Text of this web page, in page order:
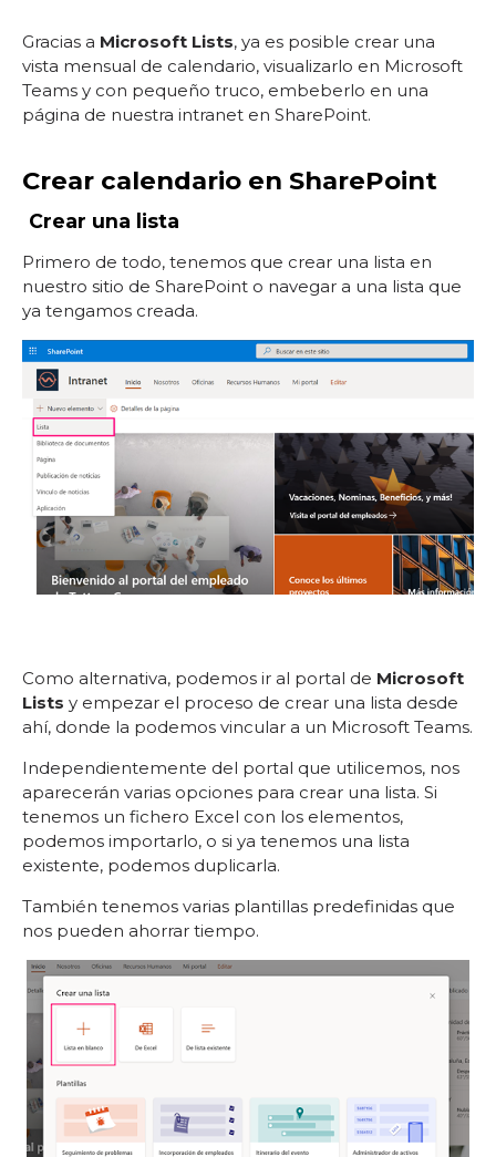
Gracias a Microsoft Lists, ya es posible crear una
vista mensual de calendario, visualizarlo en Microsoft
Teams y con pequeño truco, embeberlo en una
página de nuestra intranet en SharePoint.
Crear calendario en SharePoint
Crear una lista
Primero de todo, tenemos que crear una lista en
nuestro sitio de SharePoint o navegar a una lista que
ya tengamos creada.
Como alternativa, podemos ir al portal de Microsoft
Lists y empezar el proceso de crear una lista desde
ahí, donde la podemos vincular a un Microsoft Teams.
Independientemente del portal que utilicemos, nos
aparecerán varias opciones para crear una lista. Si
tenemos un fichero Excel con los elementos,
podemos importarlo, o si ya tenemos una lista
existente, podemos duplicarla.
También tenemos varias plantillas predefinidas que
nos pueden ahorrar tiempo.